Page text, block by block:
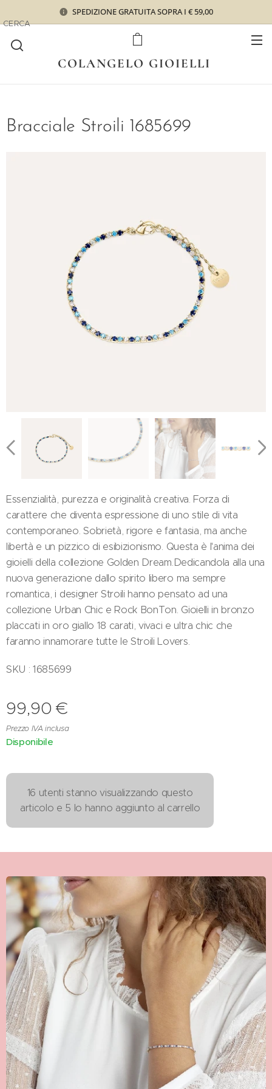
SPEDIZIONE GRATUITA SOPRA I € 59,00
COLANGELO GIOIELLI
CERCA
Bracciale Stroili 1685699
Essenzialità, purezza e originalità creativa. Forza di
carattere che diventa espressione di uno stile di vita
contemporaneo. Sobrietà, rigore e fantasia, ma anche
libertà e un pizzico di esibizionismo. Questa è l'anima dei
gioielli della collezione Golden Dream.Dedicandola alla una
nuova generazione dallo spirito libero ma sempre
romantica, i designer Stroili hanno pensato ad una
collezione Urban Chic e Rock BonTon. Gioielli in bronzo
placcati in oro giallo 18 carati, vivaci e ultra chic che
faranno innamorare tutte le Stroili Lovers.
SKU : 1685699
99,90 €
Prezzo IVA inclusa
Disponibile
16 utenti stanno visualizzando questo
articolo e 5 lo hanno aggiunto al carrello